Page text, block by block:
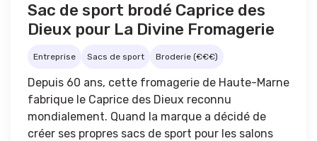
Sac de sport brodé Caprice des
Dieux pour La Divine Fromagerie
Entreprise Sacs de sport Broderie (€€€)
Depuis 60 ans, cette fromagerie de Haute-Marne
fabrique le Caprice des Dieux reconnu
mondialement. Quand la marque a décidé de
créer ses propres sacs de sport pour les salons